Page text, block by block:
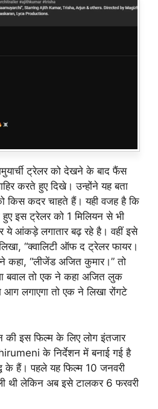
ट्रेलर को देखने के बाद फैंस
करते हुए दिखे। उन्होंने यह बता
किस कदर चाहते हैं। यही वजह है कि
हुए इस ट्रेलर को 1 मिलियन से भी
ये आंकड़े लगातार बढ़ रहे है। वहीं इसे
“क्वालिटी ऑफ द ट्रेलर फायर।
कहा, “लीजेंड अजित कुमार।” तो
बवाल तो एक ने कहा अजित लुक
लगाएगा तो एक ने लिखा रोंगटे
इस फिल्म के लिए लोग इंतजार
के निर्देशन में बनाई गई है
के हैं। पहले यह फिल्म 10 जनवरी
थी लेकिन अब इसे टालकर 6 फरवरी